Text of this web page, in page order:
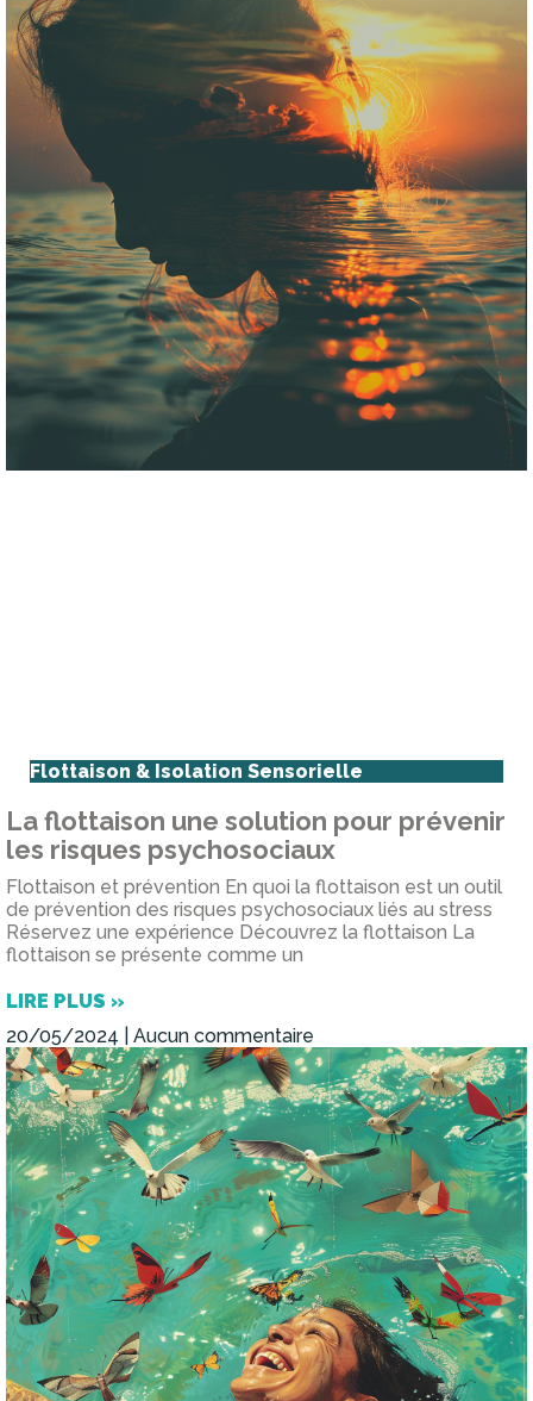
Flottaison & Isolation Sensorielle
La flottaison une solution pour prévenir
les risques psychosociaux
Flottaison et prévention En quoi la flottaison est un outil
de prévention des risques psychosociaux liés au stress
Réservez une expérience Découvrez la flottaison La
flottaison se présente comme un
LIRE PLUS »
20/05/2024
Aucun commentaire